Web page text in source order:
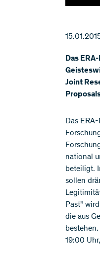
Das
Joint
Das
national
beteiligt.
sollen
Past"
die aus
19:00